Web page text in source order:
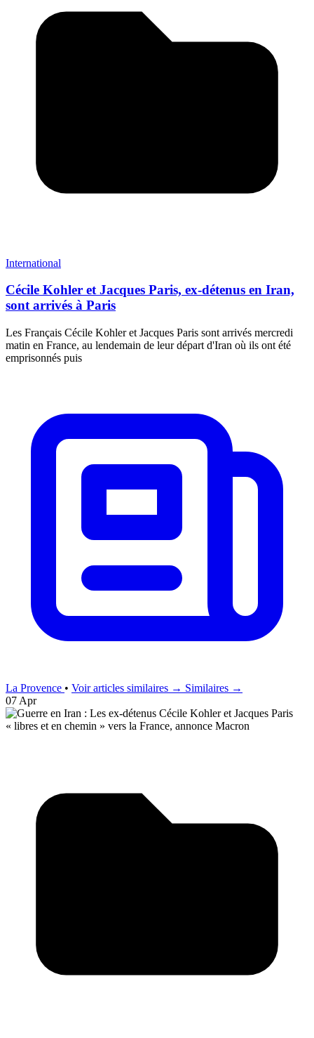
International
Cécile Kohler et Jacques Paris, ex-détenus en Iran,
sont arrivés à Paris
Les Français Cécile Kohler et Jacques Paris sont arrivés mercredi
matin en France, au lendemain de leur départ d'Iran où ils ont été
emprisonnés puis
La Provence • Voir articles similaires → Similaires →
07 Apr